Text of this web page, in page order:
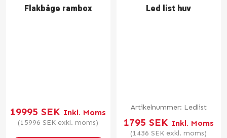
Flakbåge rambox
19995 SEK Inkl. Moms
(15996 SEK exkl. moms)
Led list huv
Artikelnummer: Ledlist
1795 SEK Inkl. Moms
(1436 SEK exkl. moms)